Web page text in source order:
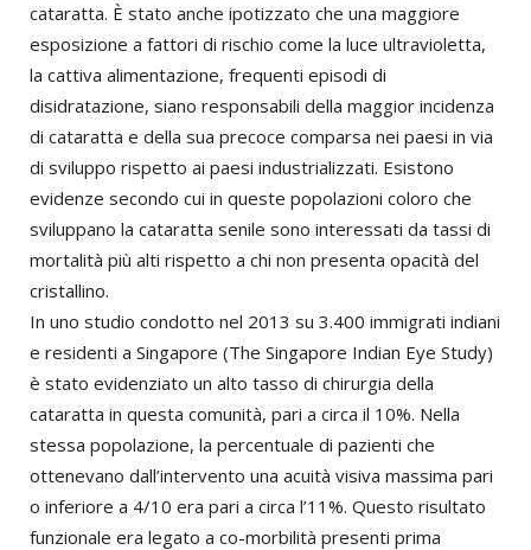
cataratta. È stato anche ipotizzato che una maggiore
esposizione a fattori di rischio come la luce ultravioletta,
la cattiva alimentazione, frequenti episodi di
disidratazione, siano responsabili della maggior incidenza
di cataratta e della sua precoce comparsa nei paesi in via
di sviluppo rispetto ai paesi industrializzati. Esistono
evidenze secondo cui in queste popolazioni coloro che
sviluppano la cataratta senile sono interessati da tassi di
mortalità più alti rispetto a chi non presenta opacità del
cristallino.
In uno studio condotto nel 2013 su 3.400 immigrati indiani
e residenti a Singapore (The Singapore Indian Eye Study)
è stato evidenziato un alto tasso di chirurgia della
cataratta in questa comunità, pari a circa il 10%. Nella
stessa popolazione, la percentuale di pazienti che
ottenevano dall’intervento una acuità visiva massima pari
o inferiore a 4/10 era pari a circa l’11%. Questo risultato
funzionale era legato a co-morbilità presenti prima